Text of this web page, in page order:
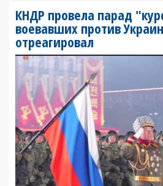
КНДР провела парад
воевавших против
отреагировал